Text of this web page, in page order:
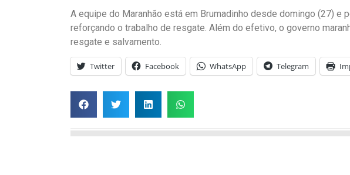
A equipe do Maranhão está em Brumadinho desde domingo (27) e
reforçando o trabalho de resgate. Além do efetivo, o governo
resgate e salvamento.
Twitter Facebook WhatsApp Telegram